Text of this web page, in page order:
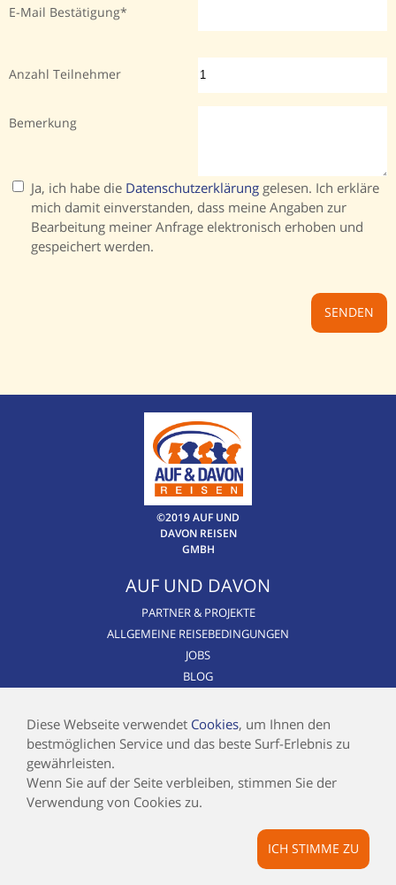
Diese Webseite verwendet Cookies, um Ihnen den
bestmöglichen Service und das beste Surf-Erlebnis zu
gewährleisten.
Wenn Sie auf der Seite verbleiben, stimmen Sie der
Verwendung von Cookies zu.
ICH STIMME ZU
E-Mail Bestätigung
Anzahl Teilnehmer
Bemerkung
Ja, ich habe die Datenschutzerklärung gelesen. Ich erkläre
mich damit einverstanden, dass meine Angaben zur
Bearbeitung meiner Anfrage elektronisch erhoben und
gespeichert werden.
©2019 AUF UND
DAVON REISEN
GMBH
AUF UND DAVON
PARTNER & PROJEKTE
ALLGEMEINE REISEBEDINGUNGEN
JOBS
BLOG
AIRLINE BLACKLIST
INFOS
KONTAKT
IMPRESSUM